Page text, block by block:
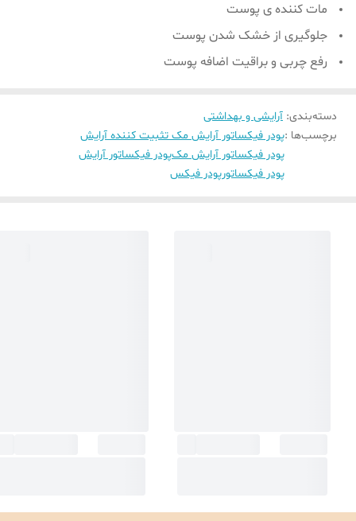
مات کننده ی پوست
جلوگیری از خشک شدن پوست
رفع چربی و براقیت اضافه پوست
دسته‌بندی: آرایشی و بهداشتی
برچسب‌ها :پودر فیکساتور آرایش مک تثبیت کننده آرایش
پودر فیکساتور آرایش مکپودر فیکساتور آرایش
پودر فیکساتورپودر فیکس